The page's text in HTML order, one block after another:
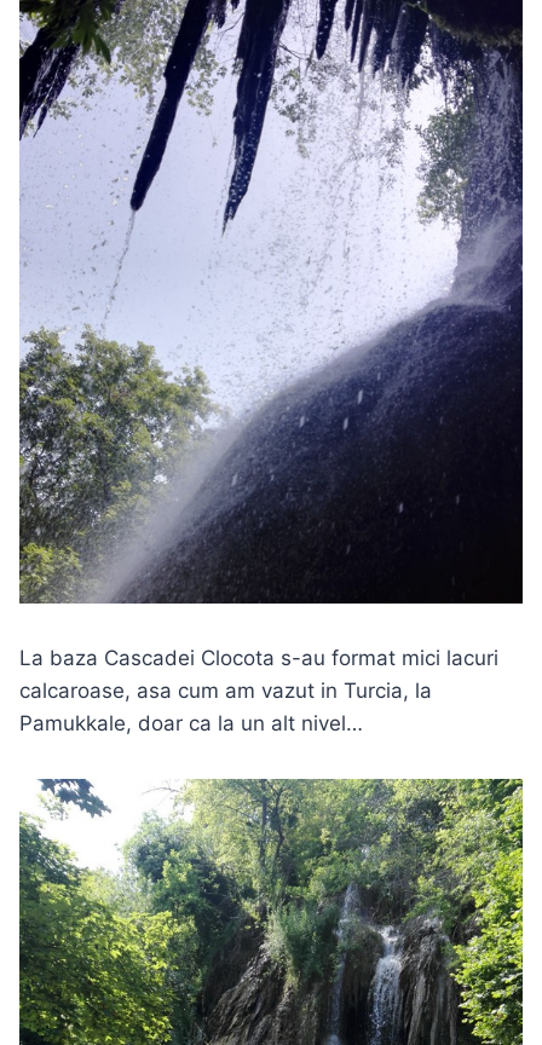
La baza Cascadei Clocota s-au format mici lacuri
calcaroase, asa cum am vazut in Turcia, la
Pamukkale, doar ca la un alt nivel…